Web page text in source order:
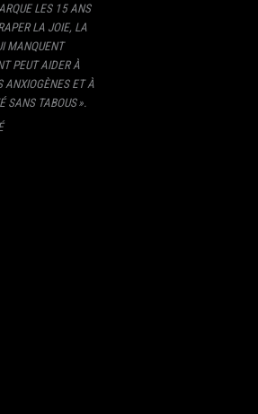
LES 15 ANS
LA JOIE, LA
MANQUENT
PEUT AIDER À
ANXIOGÈNES ET À
SANS TABOUS ».